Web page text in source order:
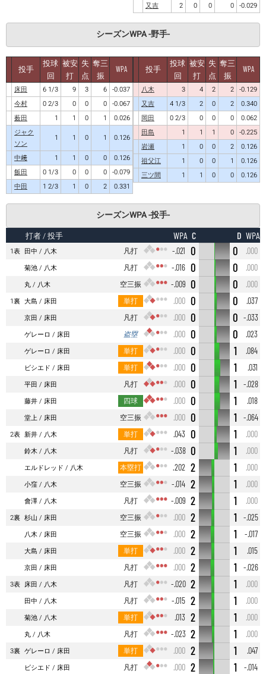
又吉
2 0 0 0 -0.029
シーズンWPA -野手-
投手
投球
回
被安
打
失
点
奪三
振
WPA
床田 6 1/3 9 3 6 -0.037
今村
0 2/3 0 0 0 -0.067
薮田
1 1 0 1
0.026
ジャク
ソン
1 1 0 1
0.126
中﨑
1 1 0 0
0.126
飯田
0 1/3 0 0 0 -0.079
中田
1 2/3 1 0 2 0.331
投手
投球
回
被安
打
失
点
奪三
振
WPA
八木 3 4 2 2 -0.129
又吉
4 1/3 2 0 2
0.340
岡田
0 2/3 0 0 0
0.062
田島
1 1 1 0 -0.225
岩瀬
1 0 0 2
0.126
祖父江
1 0 0 1
0.126
三ツ間
1 1 0 0 0.126
シーズンWPA -投手-
打者/ 投手 WPA C D WPA
1表 田中 八木 凡打 -.021 0 0
.000
菊池
八木 凡打 -.016 0 0
.000
丸
八木 空三振 -.009 0 0
.000
1裏 大島 床田 単打 .000 0 0
.037
京田
床田 凡打 .000 0 0 -.033
ゲレーロ
床田 盗塁 .000 0 0
.023
ゲレーロ
床田 単打 .000 0 1
.084
ビシエド
床田 単打 .000 0 1
.031
平田
床田 凡打 .000 0 1
-.028
藤井
床田 四球 .000 0 1
.018
堂上
床田 空三振 .000 0 1
-.064
2表 新井 八木 単打 .043 0 1
.000
鈴木
八木 凡打 -.038 0 1
.000
エルドレッド
八木 本塁打 .202 2 1
.000
小窪
八木 空三振 -.014 2 1
.000
會澤
八木 凡打 -.009 2 1
.000
2裏 杉山 床田 空三振 .000 2 1
-.025
八木
床田 空三振 .000 2 1
-.017
大島
床田 単打 .000 2 1
.015
京田
床田 凡打 .000 2 1
-.026
3表 床田 八木 凡打 -.020 2 1
.000
田中
八木 凡打 -.015 2 1
.000
菊池
八木 単打 .013 2 1
.000
丸
八木 凡打 -.023 2 1
.000
3裏 ゲレーロ 床田 単打 .000 2 1
.047
ビシエド
床田 凡打 .000 2 1 -.014